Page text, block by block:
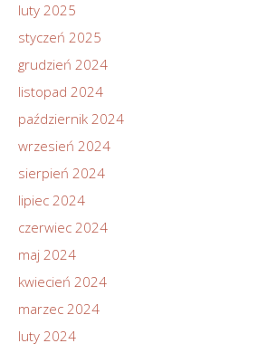
luty 2025
styczeń 2025
grudzień 2024
listopad 2024
październik 2024
wrzesień 2024
sierpień 2024
lipiec 2024
czerwiec 2024
maj 2024
kwiecień 2024
marzec 2024
luty 2024